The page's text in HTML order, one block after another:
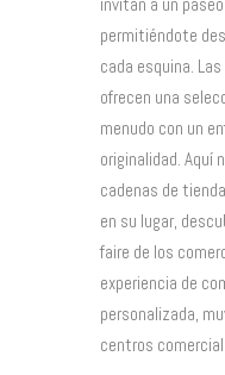
permitiéndote
cada esquina.
ofrecen una
menudo con un
originalidad. Aquí
cadenas de
en su lugar,
faire de los
experiencia de
personalizada,
centros